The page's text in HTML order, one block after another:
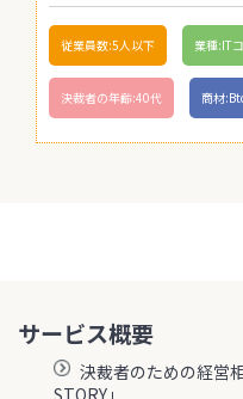
従業員数:5人以下 業種:IT
決裁者の年齢:40代 商材
サービス概要
決裁者のための経営